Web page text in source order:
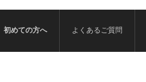
初めての方へ よくあるご質問